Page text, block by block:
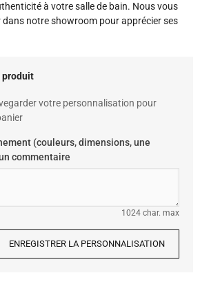
à votre salle de bain. Nous vous
notre showroom pour apprécier ses
produit
votre personnalisation pour
(couleurs, dimensions, une
commentaire
1024 char. max
ENREGISTRER LA PERSONNALISATION